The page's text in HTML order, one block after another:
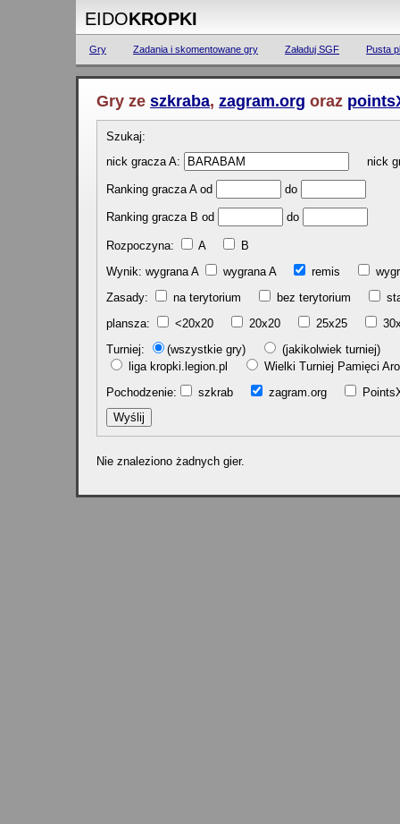
EIDOKROPKI
Gry Zadania i skomentowane gry Załaduj SGF Pusta
Gry ze szkraba, zagram.org oraz
Szukaj:
nick gracza A:
nick
Ranking gracza A od do
Ranking gracza B od do
Rozpoczyna: A
B
Wynik: wygrana A
wygrana A remis
Zasady:
na terytorium bez terytorium
plansza:
<20x20 20x20 25x25
Turniej:
(wszystkie gry)
(jakikolwiek turniej)
liga kropki.legion.pl
Wielki Turniej Pamięci
Pochodzenie:
szkrab zagram.org
Nie znaleziono żadnych gier.